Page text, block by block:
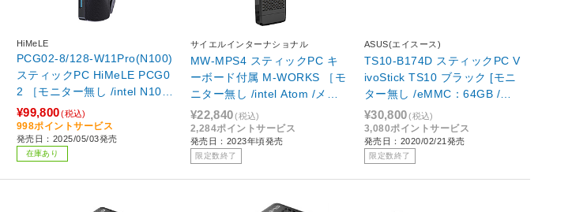
HiMeLE
PCG02-8/128-W11Pro(N100)
スティックPC HiMeLE PCG0
2 ［モニター無し /intel N100
/メモリ：8GB /eMMC：128G
B /2025年5月モデル］
¥99,800(税込)
998ポイントサービス
発売日：2025/05/03発売
在庫あり
サイエルインターナショナル
MW-MPS4 スティックPC キ
ーボード付属 M-WORKS ［モ
ニター無し /intel Atom /メモ
リ：4GB /eMMC：64GB］
¥22,840(税込)
2,284ポイントサービス
発売日：2023年頃発売
限定数終了
ASUS(エイスース)
TS10-B174D スティックPC V
ivoStick TS10 ブラック [モニ
ター無し /eMMC：64GB /メ
モリ：4GB /2020年02月モデ
ル]
¥30,800(税込)
3,080ポイントサービス
発売日：2020/02/21発売
限定数終了